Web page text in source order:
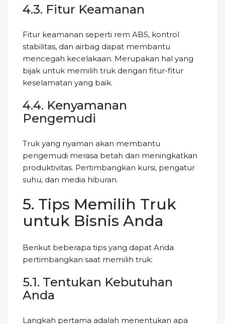
4.3. Fitur Keamanan
Fitur keamanan seperti rem ABS, kontrol
stabilitas, dan airbag dapat membantu
mencegah kecelakaan. Merupakan hal yang
bijak untuk memilih truk dengan fitur-fitur
keselamatan yang baik.
4.4. Kenyamanan
Pengemudi
Truk yang nyaman akan membantu
pengemudi merasa betah dan meningkatkan
produktivitas. Pertimbangkan kursi, pengatur
suhu, dan media hiburan.
5. Tips Memilih Truk
untuk Bisnis Anda
Berikut beberapa tips yang dapat Anda
pertimbangkan saat memilih truk:
5.1. Tentukan Kebutuhan
Anda
Langkah pertama adalah menentukan apa